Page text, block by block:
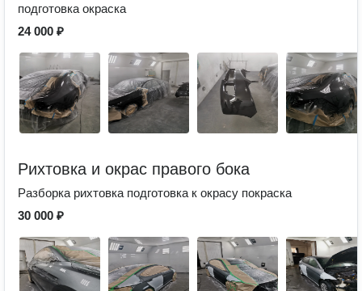
подготовка окраска
24 000 ₽
Рихтовка и окрас правого бока
Разборка рихтовка подготовка к окрасу покраска
30 000 ₽